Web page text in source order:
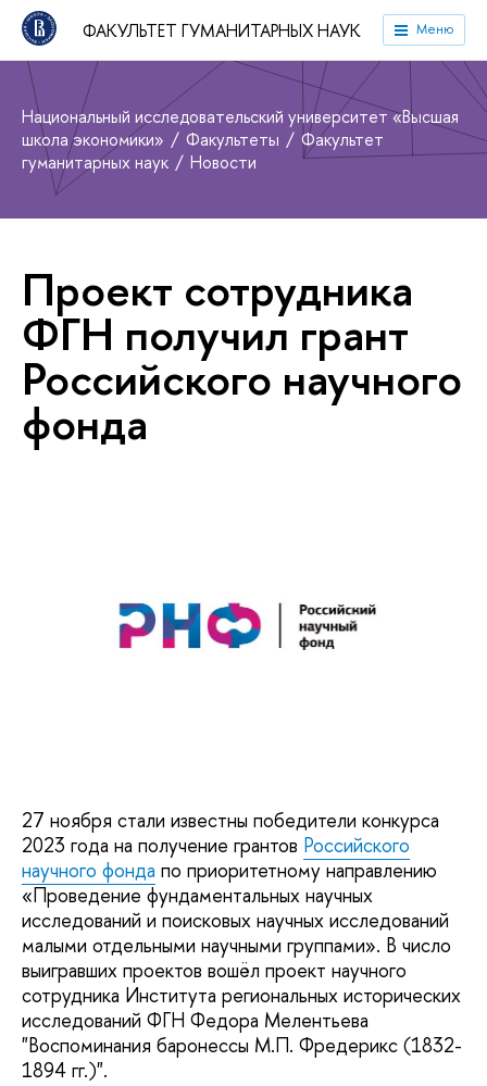
ФАКУЛЬТЕТ ГУМАНИТАРНЫХ НАУК Меню
Национальный исследовательский университет «Высшая
школа экономики»
Факультеты
Факультет
гуманитарных наук
Новости
Проект сотрудника
ФГН получил грант
Российского научного
фонда
27 ноября стали известны победители конкурса
2023 года на получение грантов Российского
научного фонда по приоритетному направлению
«Проведение фундаментальных научных
исследований и поисковых научных исследований
малыми отдельными научными группами». В число
выигравших проектов вошёл проект научного
сотрудника Института региональных исторических
исследований ФГН Федора Мелентьева
"Воспоминания баронессы М.П. Фредерикс (1832-
1894 гг.)".